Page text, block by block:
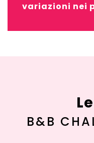
variazioni nei
B&B